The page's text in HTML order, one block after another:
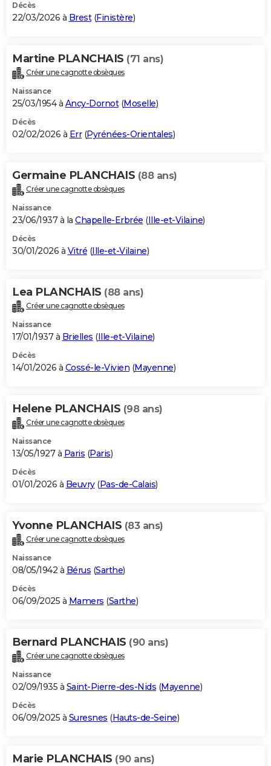
Décès
22/03/2026 à Brest(Finistère)
Martine PLANCHAIS (71 ans)
Créer une cagnotte obsèques
Naissance
25/03/1954 à Ancy-Dornot(Moselle)
Décès
02/02/2026 à Err(Pyrénées-Orientales)
Germaine PLANCHAIS (88 ans)
Créer une cagnotte obsèques
Naissance
23/06/1937 à la Chapelle-Erbrée (Ille-et-Vilaine)
Décès
30/01/2026 à Vitré (Ille-et-Vilaine)
Lea PLANCHAIS (88 ans)
Créer une cagnotte obsèques
Naissance
17/01/1937 à Brielles (Ille-et-Vilaine)
Décès
14/01/2026 à Cossé-le-Vivien (Mayenne)
Helene PLANCHAIS (98 ans)
Créer une cagnotte obsèques
Naissance
13/05/1927 à Paris (Paris)
Décès
01/01/2026 à Beuvry(Pas-de-Calais)
Yvonne PLANCHAIS (83 ans)
Créer une cagnotte obsèques
Naissance
08/05/1942 à Bérus (Sarthe)
Décès
06/09/2025 à Mamers (Sarthe)
Bernard PLANCHAIS (90 ans)
Créer une cagnotte obsèques
Naissance
02/09/1935 à Saint-Pierre-des-Nids (Mayenne)
Décès
06/09/2025 à Suresnes (Hauts-de-Seine)
Marie PLANCHAIS (90 ans)